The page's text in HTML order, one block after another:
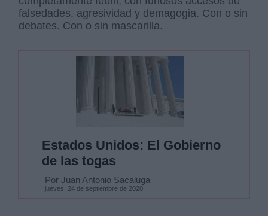
falsedades, agresividad y demagogia. Con o sin
debates. Con o sin mascarilla.
Estados Unidos: El Gobierno
de las togas
Por Juan Antonio Sacaluga
jueves, 24 de septiembre de 2020